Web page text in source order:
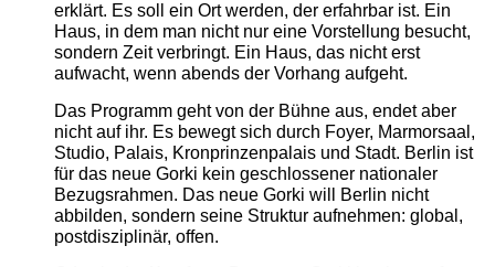
erklärt. Es soll ein Ort werden, der erfahrbar ist. Ein
Haus, in dem man nicht nur eine Vorstellung besucht,
sondern Zeit verbringt. Ein Haus, das nicht erst
aufwacht, wenn abends der Vorhang aufgeht.
Das Programm geht von der Bühne aus, endet aber
nicht auf ihr. Es bewegt sich durch Foyer, Marmorsaal,
Studio, Palais, Kronprinzenpalais und Stadt. Berlin ist
für das neue Gorki kein geschlossener nationaler
Bezugsrahmen. Das neue Gorki will Berlin nicht
abbilden, sondern seine Struktur aufnehmen: global,
postdisziplinär, offen.